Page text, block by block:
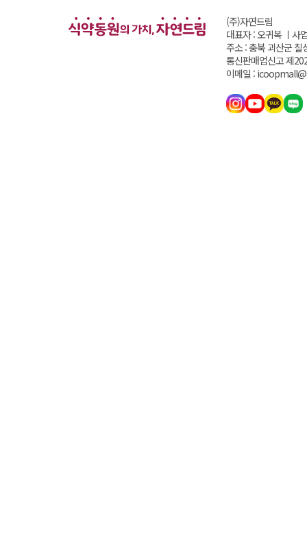
(주)자연드림
대표자 : 오귀복 ㅣ 사
주소 : 충북 괴산군 칠
통신판매업신고 제
이메일 :